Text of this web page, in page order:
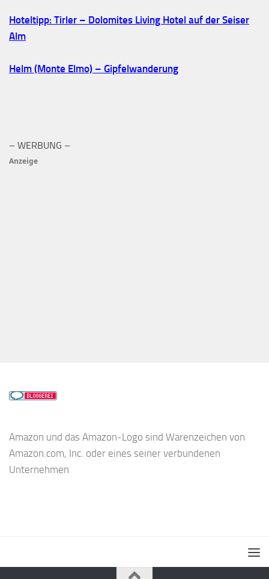
Hoteltipp: Tirler – Dolomites Living Hotel auf der Seiser
Alm
Helm (Monte Elmo) – Gipfelwanderung
– WERBUNG –
Anzeige
Amazon und das Amazon-Logo sind Warenzeichen von
Amazon.com, Inc. oder eines seiner verbundenen
Unternehmen